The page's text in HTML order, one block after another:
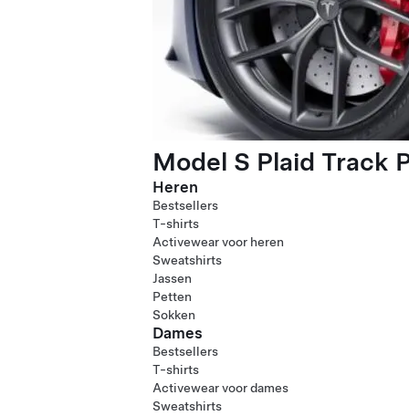
Model S Plaid Track
Heren
Bestsellers
T-shirts
Activewear voor heren
Sweatshirts
Jassen
Petten
Sokken
Dames
Bestsellers
T-shirts
Activewear voor dames
Sweatshirts